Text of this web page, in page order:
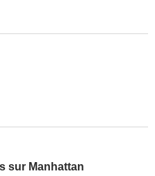
sur Manhattan